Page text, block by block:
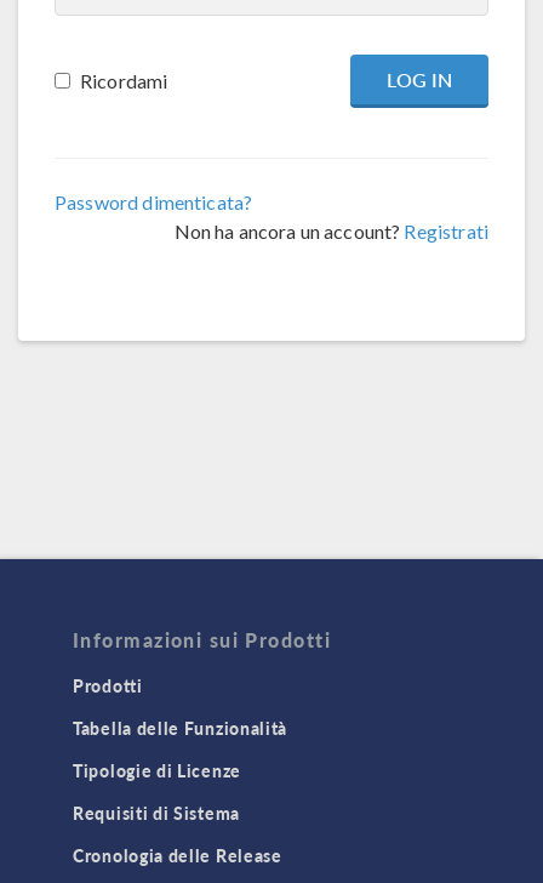
Ricordami
Password dimenticata?
Non ha ancora un account? Registrati
Informazioni sui Prodotti
Prodotti
Tabella delle Funzionalità
Tipologie di Licenze
Requisiti di Sistema
Cronologia delle Release